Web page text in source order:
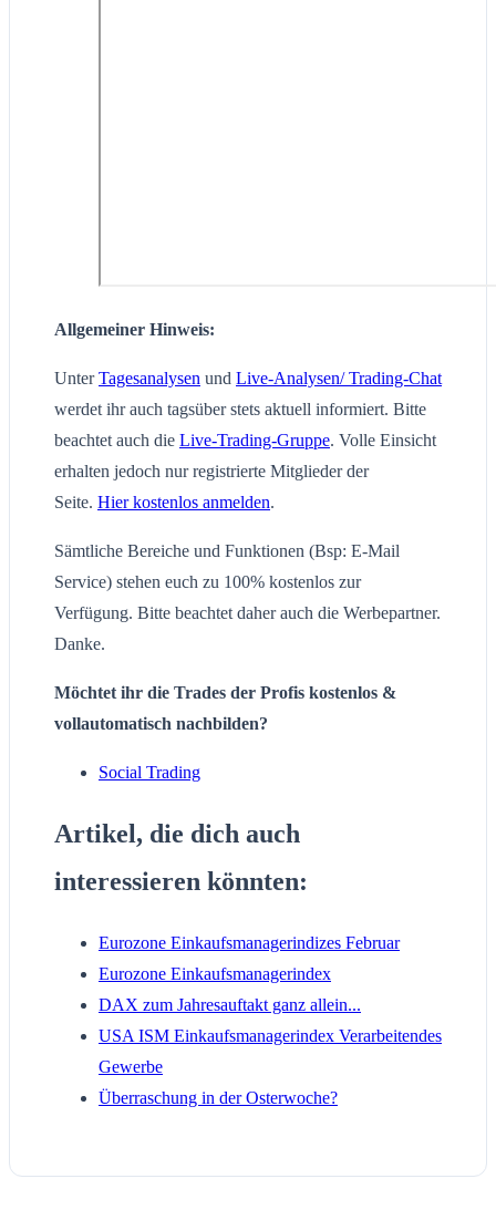
Allgemeiner Hinweis:
UnterTagesanalysen und Live-Analysen/ Trading-Chat
werdet ihr auch tagsüber stets aktuell informiert. Bitte
beachtet auch die Live-Trading-Gruppe. Volle Einsicht
erhalten jedoch nur registrierte Mitglieder der
Seite. Hier kostenlos anmelden.
Sämtliche Bereiche und Funktionen (Bsp: E-Mail
Service) stehen euch zu 100% kostenlos zur
Verfügung. Bitte beachtet daher auch die Werbepartner.
Danke.
Möchtet ihr die Trades der Profis kostenlos &
vollautomatisch nachbilden?
Social Trading
Artikel, die dich auch
interessieren könnten:
Eurozone Einkaufsmanagerindizes Februar
Eurozone Einkaufsmanagerindex
DAX zum Jahresauftakt ganz allein...
USA ISM Einkaufsmanagerindex Verarbeitendes
Gewerbe
Überraschung in der Osterwoche?